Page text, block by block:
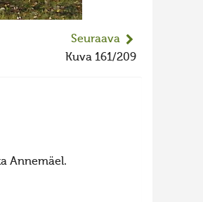
Seuraava
Kuva 161/209
Annemäel.